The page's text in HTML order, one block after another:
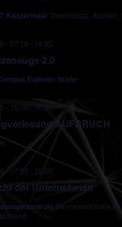
Konzertsaal Theaterplatz, Aachen,
2.0
- 17:15 - 18:45
Eupener Sraße
AUFBRUCH
- 15:00 - 16:30
der Unternehmen
- 17:00 - 22:00
Dennewartstraße